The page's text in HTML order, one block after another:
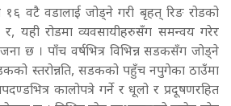
१६ वटै वडालाई जोड्ने गरी बृहत् रिङ रोडको
यही रोडमा व्यवसायीहरुसँग समन्वय गरेर
छ । पाँच वर्षभित्र विभिन्न सडकसँग जोड्ने
स्तरोन्नति, सडकको पहुँच नपुगेका ठाउँमा
कालोपत्रे गर्ने र धूलो र प्रदूषणरहित